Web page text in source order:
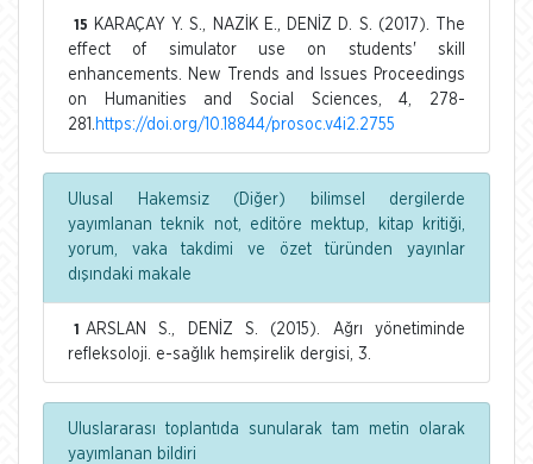
15
KARAÇAY Y. S., NAZİK E., DENİZ D. S. (2017). The
effect of simulator use on students' skill
enhancements. New Trends and Issues Proceedings
on Humanities and Social Sciences, 4, 278-
281. https://doi.org/10.18844/prosoc.v4i2.2755
Ulusal Hakemsiz (Diğer) bilimsel dergilerde
yayımlanan teknik not, editöre mektup, kitap kritiği,
yorum, vaka takdimi ve özet türünden yayınlar
dışındaki makale
1
ARSLAN S., DENİZ S. (2015). Ağrı yönetiminde
refleksoloji. e-sağlık hemşirelik dergisi, 3.
Uluslararası toplantıda sunularak tam metin olarak
yayımlanan bildiri